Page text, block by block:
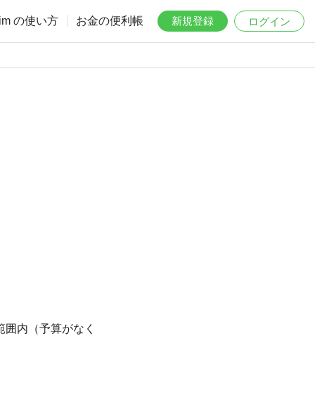
の使い方 お金の便利帳 新規登録 ログイン
内（予算がなく